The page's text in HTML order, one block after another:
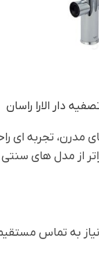
دار الارا راسان
تجربه ای
از مدل های سنتی
به تماس